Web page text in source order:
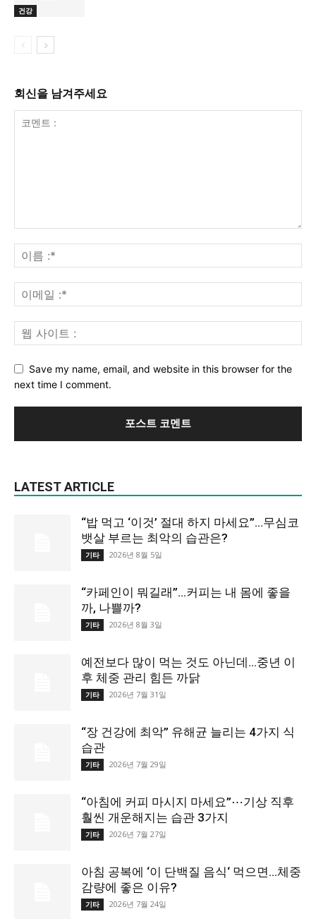
건강
회신을 남겨주세요
Save my name, email, and website in this browser for the
next time I comment.
LATEST ARTICLE
“밥 먹고 ‘이것’ 절대 하지 마세요”…무심코
뱃살 부르는 최악의 습관은?
기타 2026년 8월 5일
“카페인이 뭐길래”…커피는 내 몸에 좋을
까, 나쁠까?
기타 2026년 8월 3일
예전보다 많이 먹는 것도 아닌데…중년 이
후 체중 관리 힘든 까닭
기타 2026년 7월 31일
“장 건강에 최악” 유해균 늘리는 4가지 식
습관
기타 2026년 7월 29일
“아침에 커피 마시지 마세요”⋯기상 직후
훨씬 개운해지는 습관 3가지
기타 2026년 7월 27일
아침 공복에 ‘이 단백질 음식‘ 먹으면…체중
감량에 좋은 이유?
기타 2026년 7월 24일